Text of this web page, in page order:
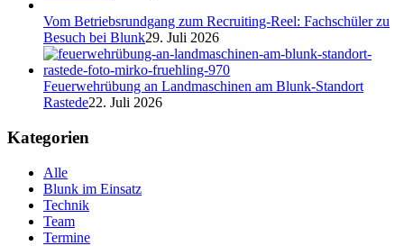
Vom Betriebsrundgang zum Recruiting-Reel: Fachschüler zu
Besuch bei Blunk29. Juli 2026
Feuerwehrübung an Landmaschinen am Blunk-Standort
Rastede22. Juli 2026
Kategorien
Alle
Blunk im Einsatz
Technik
Team
Termine